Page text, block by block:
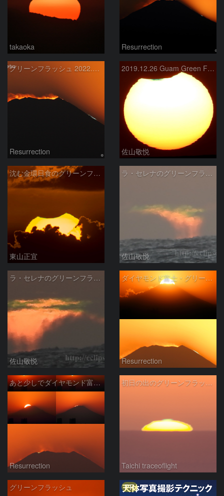
takaoka Resurrection
グリーンフラッシュ 2022.1.24
Resurrection
2019.12.26 Guam Green Flash and Partial Solar Eclipse
佐山敬悦
沈む金環日食のグリーンフラッシュ
東山正宜
ラ・セレナのグリーンフラッシュ2
佐山敬悦
ラ・セレナのグリーンフラッシュ
佐山敬悦
ダイヤモンド富士・グリーンフラッシュ
Resurrection
あと少しでダイヤモンド富士・グリーンフラッシュ
Resurrection
初日の出のグリーンフラッシュ
Taichi traceoflight
グリーンフラッシュ PR